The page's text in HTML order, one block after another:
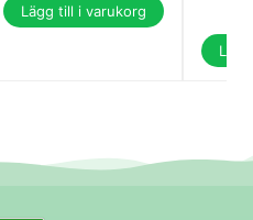
Lägg till i varukorg